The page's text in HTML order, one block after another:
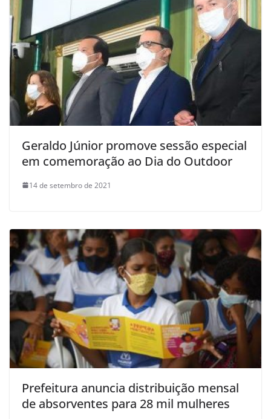
Geraldo Júnior promove sessão especial
em comemoração ao Dia do Outdoor
14 de setembro de 2021
Prefeitura anuncia distribuição mensal
de absorventes para 28 mil mulheres